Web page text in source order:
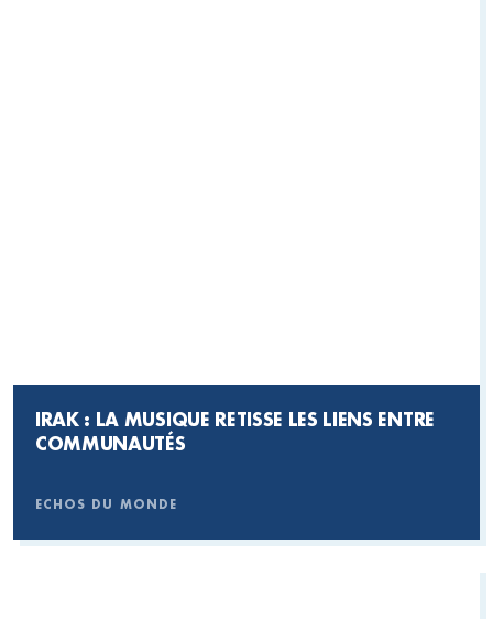
IRAK : LA MUSIQUE RETISSE LES LIENS ENTRE
COMMUNAUTÉS
ECHOS DU MONDE